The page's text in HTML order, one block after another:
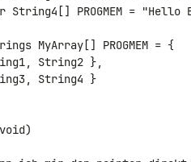
String4[] PROGMEM =
MyArray[] PROGMEM = {